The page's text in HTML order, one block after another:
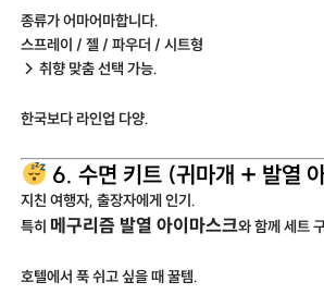
종류가 어마어마합니다.
스프레이 / 젤 / 파우더 / 시트형
→ 취향 맞춤 선택 가능.
한국보다 라인업 다양.
6. 수면 키트 (귀마개 + 발열
지친 여행자, 출장자에게 인기.
특히 메구리즘 발열 아이마스크와 함께 세트
호텔에서 푹 쉬고 싶을 때 꿀템.